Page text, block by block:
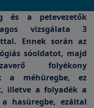
és a petevezetők
vizsgálata 3
Ennek során az
sóoldatot, majd
folyékony
a méhüregbe, ez
illetve a folyadék a
hasüregbe, ezáltal